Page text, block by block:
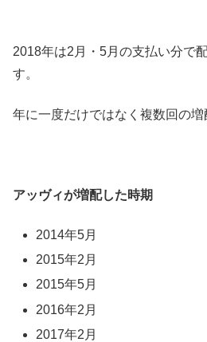
2018年は2月・5月の支払い分で
す。
年に一度だけではなく複数回の増
アッヴィが増配した時期
2014年5月
2015年2月
2015年5月
2016年2月
2017年2月